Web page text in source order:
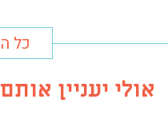
כל
אולי יעניין